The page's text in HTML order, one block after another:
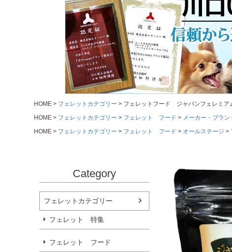
HOME フェレットカテゴリー
フェレットフード ジャパンフェレミア
HOME
フェレットカテゴリー フェレット フード メーカー・ブラン
HOME
フェレットカテゴリー フェレット フード オールステージ
Category
フェレットカテゴリー
フェレット 特集
フェレット フード